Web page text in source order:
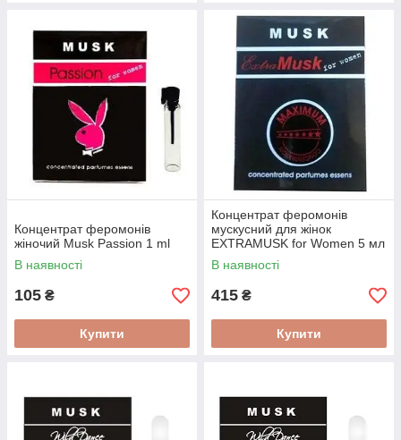
Концентрат феромонів
жіночий Musk Passion 1 ml
В наявності
105 ₴
Купити
Концентрат феромонів
мускусний для жінок
EXTRAMUSK for Women 5 мл
В наявності
415 ₴
Купити